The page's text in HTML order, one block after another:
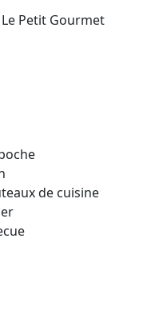
Petit Gourmet
de cuisine